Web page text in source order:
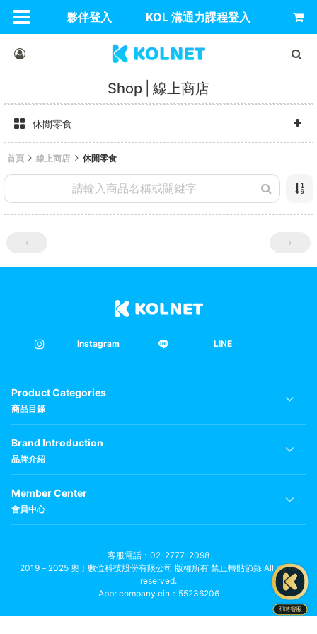
夥伴登入 KOL 溝通力課程登入
Shop 線上商店
休閒零食
首頁 線上商店 休閒零食
Instagram LINE
Product Categories
商品目錄
Brand Introduction
品牌介紹
Member Center
會員中心
客服電話
02-2777-2098
2019－2025 奧丁數位科技股份有限公司 版權所有 禁止轉貼節錄 All rights
reserved.
Abbr company ein：55236206